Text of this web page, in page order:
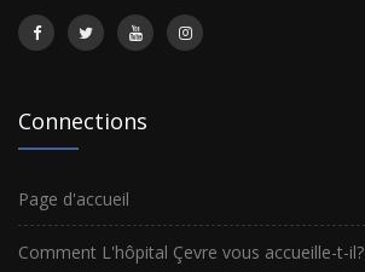
Connections
Page d'accueil
Comment L'hôpital Çevre vous accueille-t-il?